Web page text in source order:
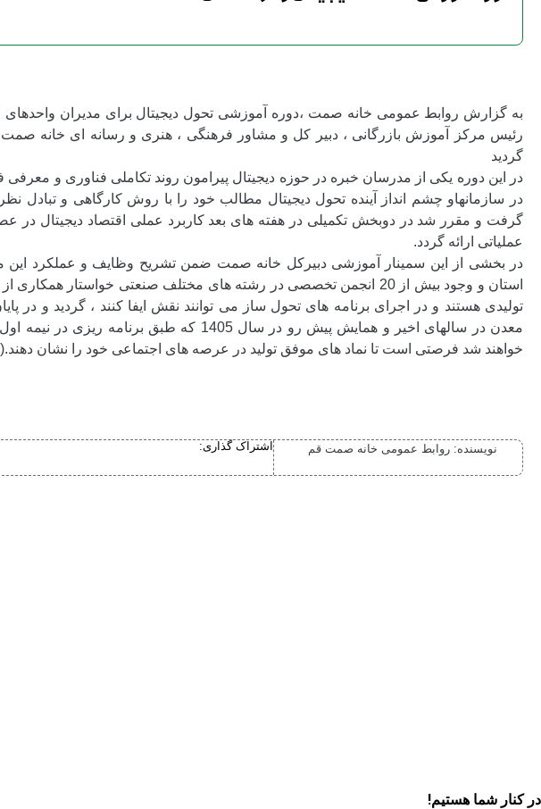
رئیس مرکز آموزش بازرگانی ، دبیر کل و مشاور فرهنگی ، هنری و رسانه ای خانه صمت
گردید
در این دوره یکی از مدرسان خبره در حوزه دیجیتال پیرامون روند تکاملی فناوری و معرفی
در سازمانهاو چشم انداز آینده تحول دیجیتال مطالب خود را با روش کارگاهی و تبادل
گرفت و مقرر شد در دوبخش تکمیلی در هفته های بعد کاربرد عملی اقتصاد دیجیتال در
عملیاتی ارائه گردد.
استان و وجود بیش از 20 انجمن تخصصی در رشته های مختلف صنعتی
تولیدی هستند و در اجرای برنامه های تحول ساز می توانند نقش ایفا کنند ، گردید و
معدن در سالهای اخیر و همایش پیش رو در سال
خواهند شد فرصتی است تا نماد های موفق تولید در عرصه های اجتماعی خود را نشان
نویسنده: روابط عمومی خانه صمت قم اشتراک گذاری:
در کنار شما هستیم!